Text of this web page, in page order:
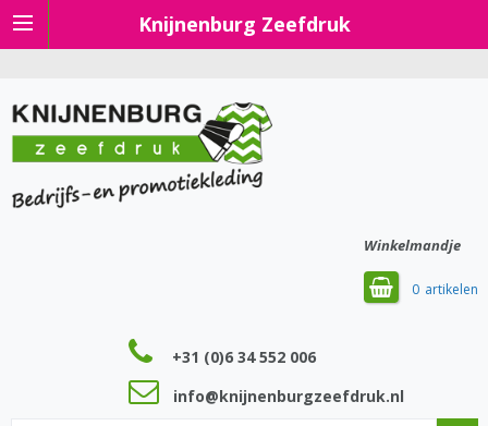
Knijnenburg Zeefdruk
Winkelmandje
0
+31 (0)6 34 552 006
info@knijnenburgzeefdruk.nl